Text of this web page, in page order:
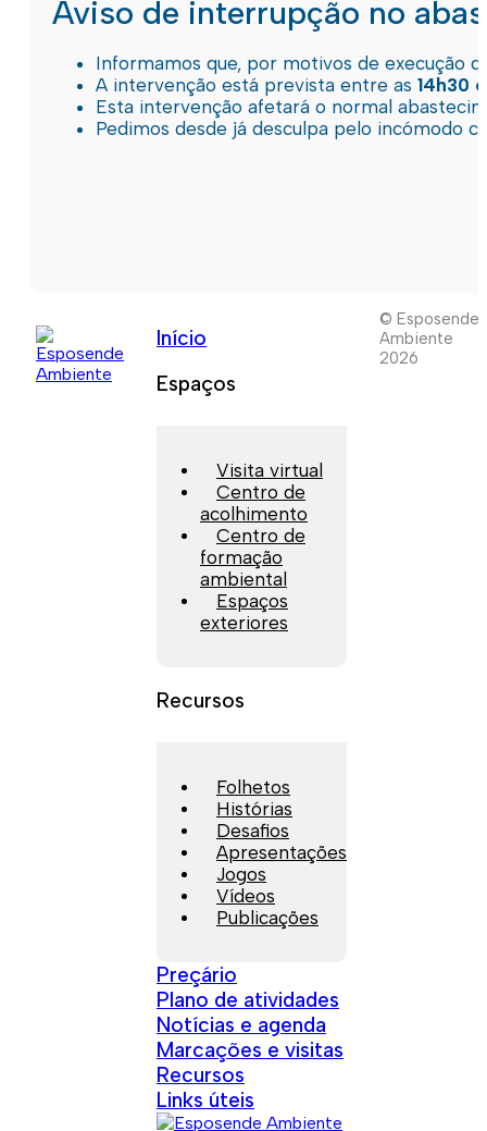
Aviso de interrupção no
Informamos que, por motivos de execução
A intervenção está prevista entre as 14h30
Esta intervenção afetará o normal
Pedimos desde já desculpa pelo incómodo
Início
Espaços
Visita virtual
Centro de
acolhimento
Centro de
formação
ambiental
Espaços
exteriores
Recursos
Folhetos
Histórias
Desafios
Apresentações
Jogos
Vídeos
Publicações
Preçário
Plano de atividades
Notícias e agenda
Marcações e visitas
Recursos
Links úteis
© Esposende
Ambiente
2026